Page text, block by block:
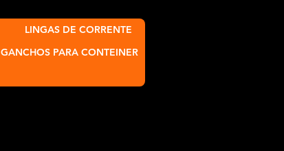
LINGAS DE CORRENTE
GANCHOS PARA CONTEINER